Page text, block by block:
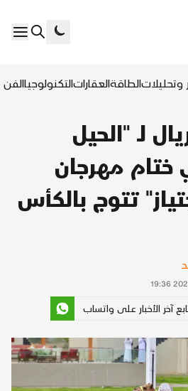
وتحليلاتالطاقةالعقاراتالتكنولوجياالفن
ريال لـ "الحيل
ختام مهرجان
تتوج بالكأس
آخر الأخبار على واتساب